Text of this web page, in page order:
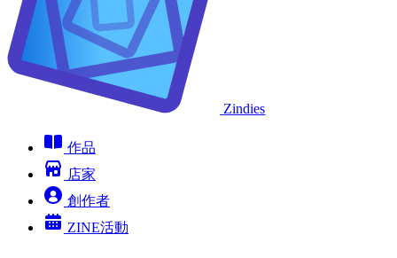
Zindies
作品
店家
創作者
ZINE活動